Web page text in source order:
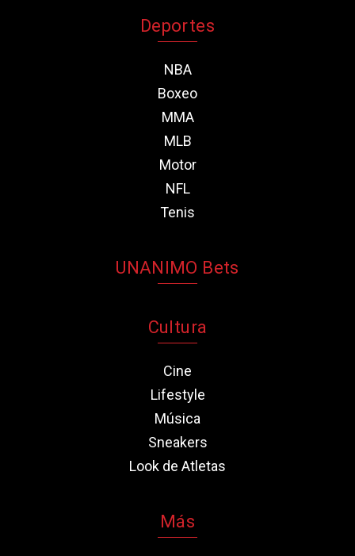
Deportes
NBA
Boxeo
MMA
MLB
Motor
NFL
Tenis
UNANIMO Bets
Cultura
Cine
Lifestyle
Música
Sneakers
Look de Atletas
Más